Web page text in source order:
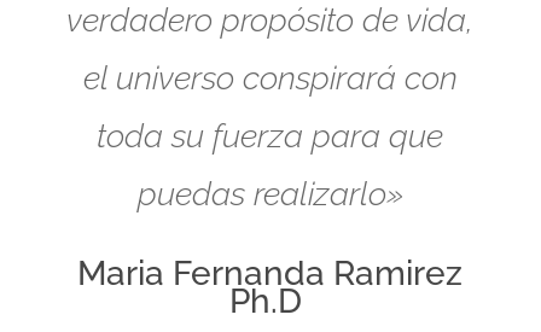
verdadero propósito de vida,
el universo conspirará con
toda su fuerza para que
puedas realizarlo»
Maria Fernanda Ramirez
Ph.D